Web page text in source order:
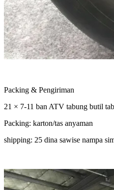
Packing & Pengiriman
21 × 7-11 ban ATV tabung butil
Packing: karton/tas anyaman
shipping: 25 dina sawise nampa